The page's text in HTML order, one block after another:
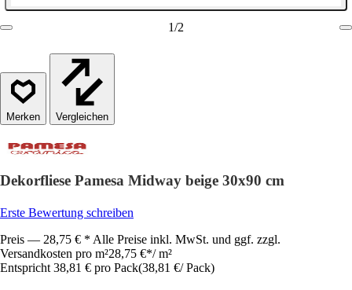
1/2
Vergleichen
Dekorfliese Pamesa Midway beige 30x90 cm
Erste Bewertung schreiben
Preis — 28,75 € * Alle Preise inkl. MwSt. und ggf. zzgl.
Versandkosten pro m²28,75 €*/ m²
Entspricht 38,81 € pro Pack(38,81 €/ Pack)